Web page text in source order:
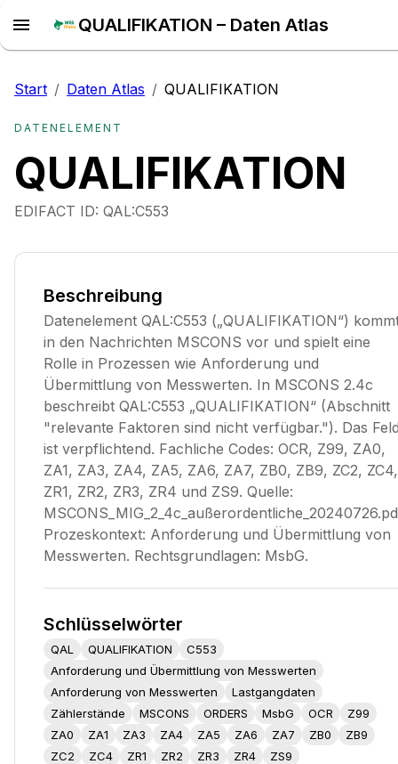
QUALIFIKATION – Daten Atlas
Start / Daten Atlas / QUALIFIKATION
DATENELEMENT
QUALIFIKATION
EDIFACT ID: QAL:C553
Beschreibung
Datenelement QAL:C553 („QUALIFIKATION“)
in den Nachrichten MSCONS vor und spielt eine
Rolle in Prozessen wie Anforderung und
Übermittlung von Messwerten. In MSCONS 2.4c
beschreibt QAL:C553 „QUALIFIKATION“ (Abschnitt
"relevante Faktoren sind nicht verfügbar."). Das
ist verpflichtend. Fachliche Codes: OCR, Z99, ZA0,
ZA1, ZA3, ZA4, ZA5, ZA6, ZA7, ZB0, ZB9, ZC2, ZC4,
ZR1, ZR2, ZR3, ZR4 und ZS9. Quelle:
Prozeskontext: Anforderung und Übermittlung von
Messwerten. Rechtsgrundlagen: MsbG.
Schlüsselwörter
QAL QUALIFIKATION
C553
Anforderung und Übermittlung von Messwerten
Anforderung von Messwerten
Lastgangdaten
Zählerstände
MSCONS ORDERS MsbG OCR
Z99
ZA0
ZA1 ZA3 ZA4 ZA5 ZA6 ZA7 ZB0
ZB9
ZC2
ZC4 ZR1 ZR2 ZR3 ZR4 ZS9